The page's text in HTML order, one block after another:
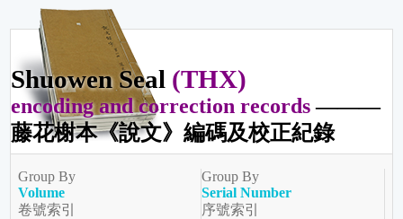
Shuowen Seal (THX)
encoding and correction records ———
藤花榭本《說文》編碼及校正紀錄
Group By
Volume
卷號索引
Group By
Serial Number
序號索引